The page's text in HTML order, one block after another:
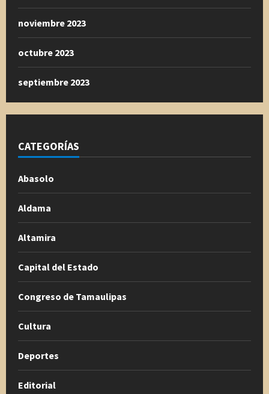
noviembre 2023
octubre 2023
septiembre 2023
CATEGORÍAS
Abasolo
Aldama
Altamira
Capital del Estado
Congreso de Tamaulipas
Cultura
Deportes
Editorial